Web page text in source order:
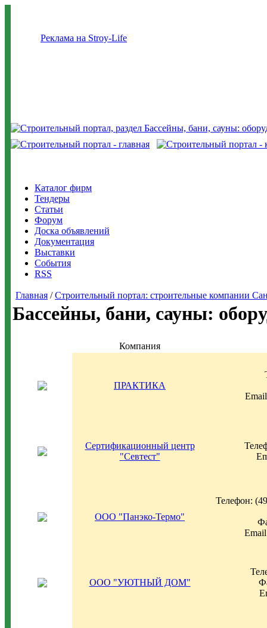
Реклама на Stroy-Life
Каталог фирм
Тендеры
Статьи
Форум
Доска объявлений
Документация
Выставки
События
RSS
Главная /Строительный портал: строительные компании
Бассейны, бани, сауны:
Компания
ПРАКТИКА
Сертификационный центр
"Севтест"
ООО "Панэко-Термо"
Телефон:
ООО "УЮТНЫЙ ДОМ"